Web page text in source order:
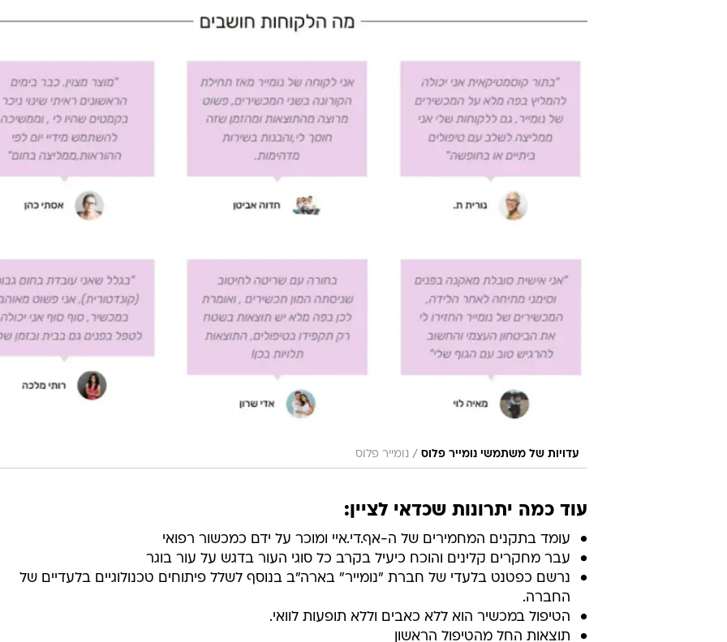
עדויות של משתמשי נומייר פלוס / נומייר פלוס
עוד כמה יתרונות שכדאי לציין:
עומד בתקנים המחמירים של ה-אף.די.איי ומוכר על ידם כמכשור רפואי
עבר מחקרים קלינים והוכח כיעיל בקרב כל סוגי העור בדגש על עור בוגר
נרשם כפטנט בלעדי של חברת "נומייר" בארה"ב בנוסף לשלל פיתוחים טכנולוגיים בלעדיים של
החברה.
הטיפול במכשיר הוא ללא כאבים וללא תופעות לוואי.
תוצאות החל מהטיפול הראשון